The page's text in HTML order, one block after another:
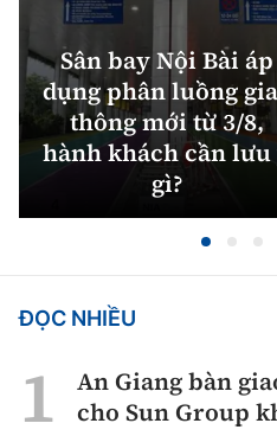
Sân bay Nội Bài áp
dụng phân luồng
thông mới từ 3/8,
hành khách cần lưu
gì?
ĐỌC NHIỀU
An Giang bàn
cho Sun Group